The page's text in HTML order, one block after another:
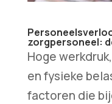
zorgpersoneel:
Hoge
en fysieke
factoren die